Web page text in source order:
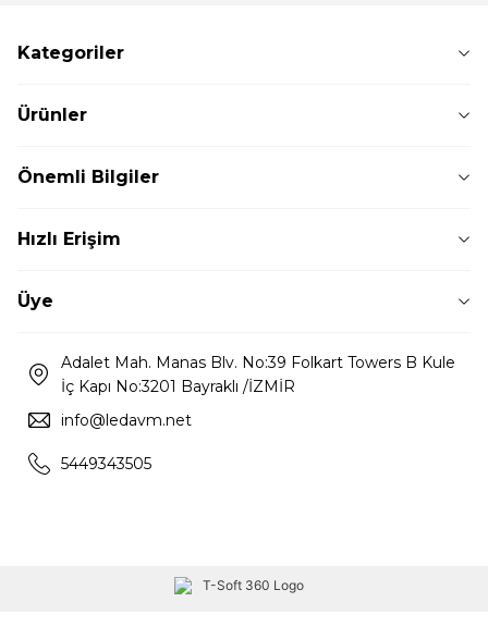
Kategoriler
Ürünler
Önemli Bilgiler
Hızlı Erişim
Üye
Adalet Mah. Manas Blv. No:39 Folkart Towers B Kule
İç Kapı No:3201 Bayraklı /İZMİR
info@ledavm.net
5449343505